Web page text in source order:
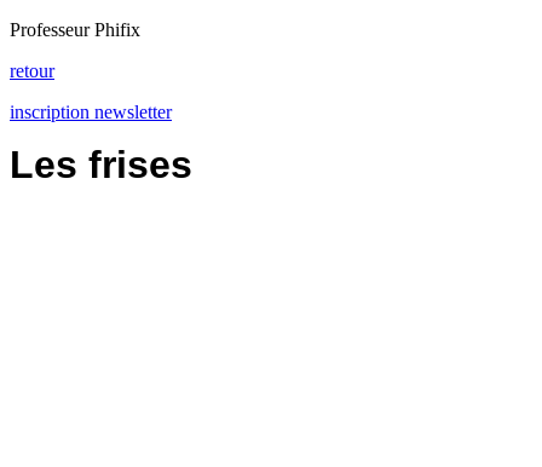
Professeur Phifix
retour
inscription newsletter
Les frises